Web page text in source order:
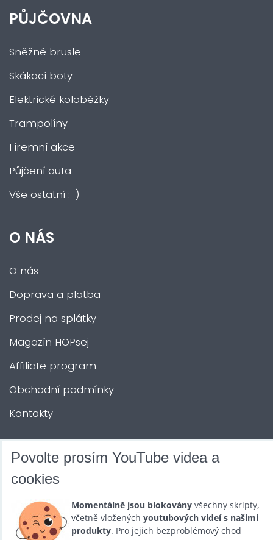
PŮJČOVNA
Sněžné brusle
Skákací boty
Elektrické koloběžky
Trampolíny
Firemní akce
Půjčení auta
Vše ostatní :-)
O NÁS
O nás
Doprava a platba
Prodej na splátky
Magazín HOPsej
Affiliate program
Obchodní podmínky
Kontakty
DALŠÍ SLUŽBY
Půjčovna
Promotéři
Povolte prosím YouTube videa a
cookies
Momentálně jsou blokovány všechny skripty,
včetně vložených youtubových videí s našimi
produkty. Pro jejich bezproblémový chod